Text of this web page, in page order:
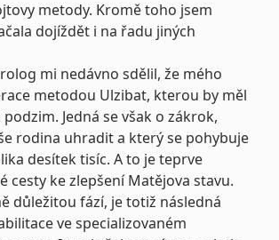
metody. Kromě toho jsem
dojíždět i na řadu jiných
mi nedávno sdělil, že mého
metodou Ulzibat, kterou by měl
Jedná se však o zákrok,
rodina uhradit a který se pohybuje
desítek tisíc. A to je teprve
cesty ke zlepšení Matějova stavu.
důležitou fází, je totiž následná
ve specializovaném